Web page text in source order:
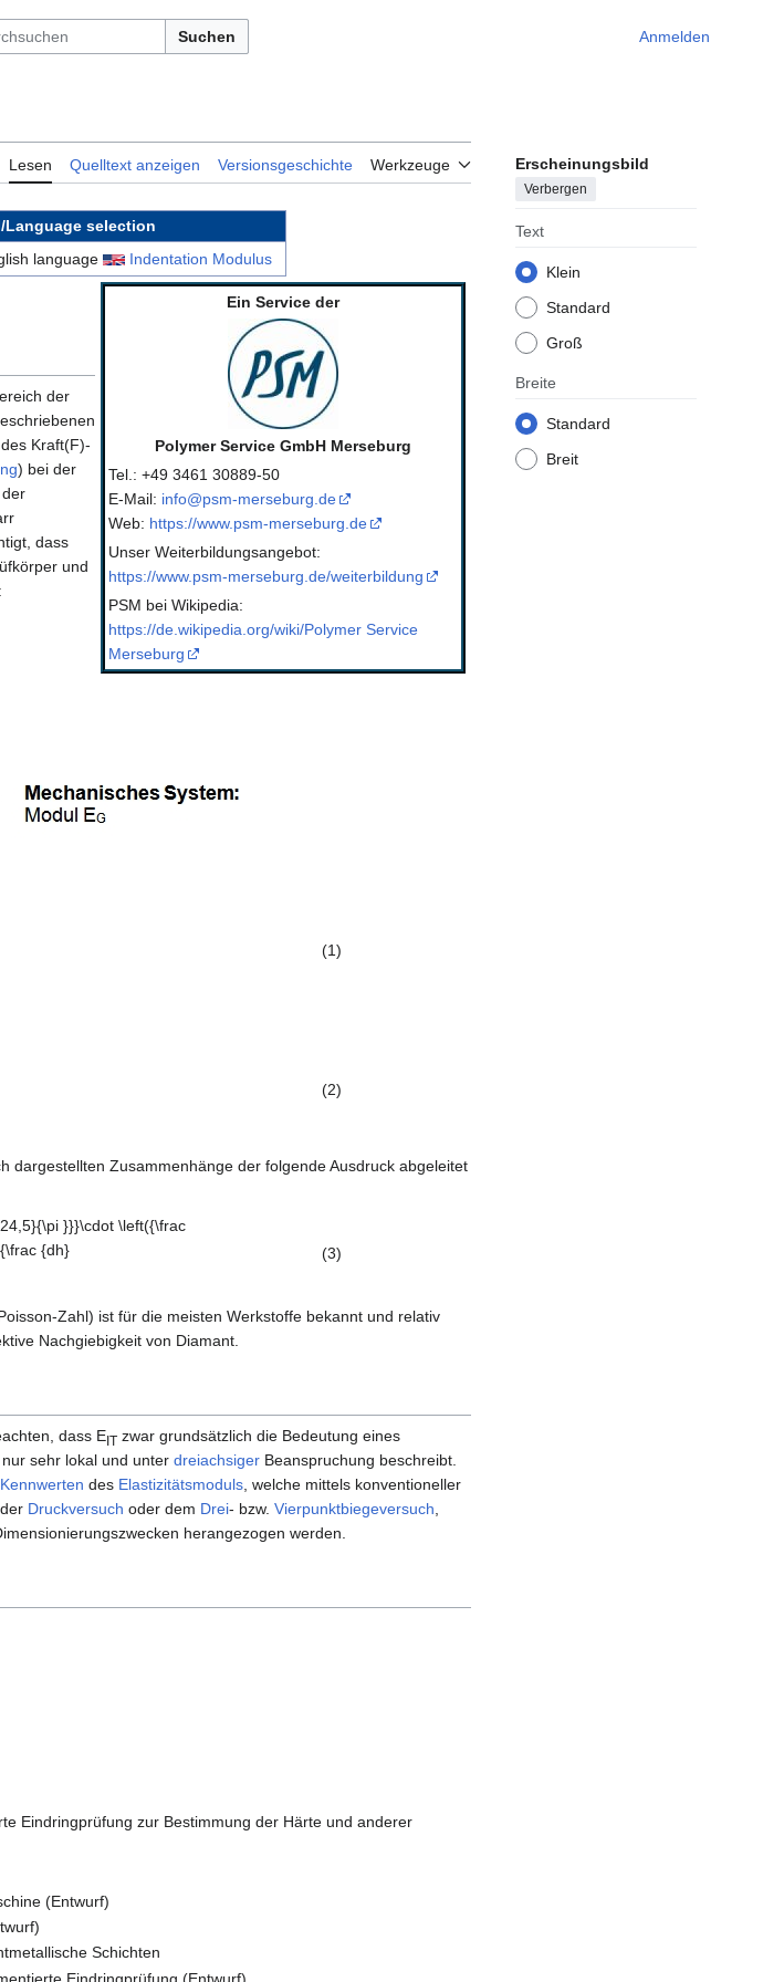
Suchen Anmelden
Lesen Quelltext anzeigen Versionsgeschichte Werkzeuge Erscheinungsbild
Verbergen
Text
Klein
Standard
Groß
Breite
Standard
Breit
Language selection
language
Indentation Modulus
Ein Service der
Polymer Service GmbH Merseburg
Tel.: +49 3461 30889-50
E-Mail: info@psm-merseburg.de
Web: https://www.psm-merseburg.de
Unser Weiterbildungsangebot:
https://www.psm-merseburg.de/weiterbildung
PSM bei Wikipedia:
https://de.wikipedia.org/wiki/Polymer Service
Merseburg
der
Kraft(F)-
) bei der
dass
und
(1)
(2)
dargestellten Zusammenhänge der folgende Ausdruck abgeleitet
(3)
Zahl) ist für die meisten Werkstoffe bekannt und relativ
Nachgiebigkeit von Diamant.
dass EIT zwar grundsätzlich die Bedeutung eines
sehr lokal und unter dreiachsiger Beanspruchung beschreibt.
Kennwerten des Elastizitätsmoduls , welche mittels konventioneller
Druckversuch oder dem Drei- bzw. Vierpunktbiegeversuch
herangezogen werden.
Eindringprüfung zur Bestimmung der Härte und anderer
(Entwurf)
Schichten
Eindringprüfung (Entwurf)